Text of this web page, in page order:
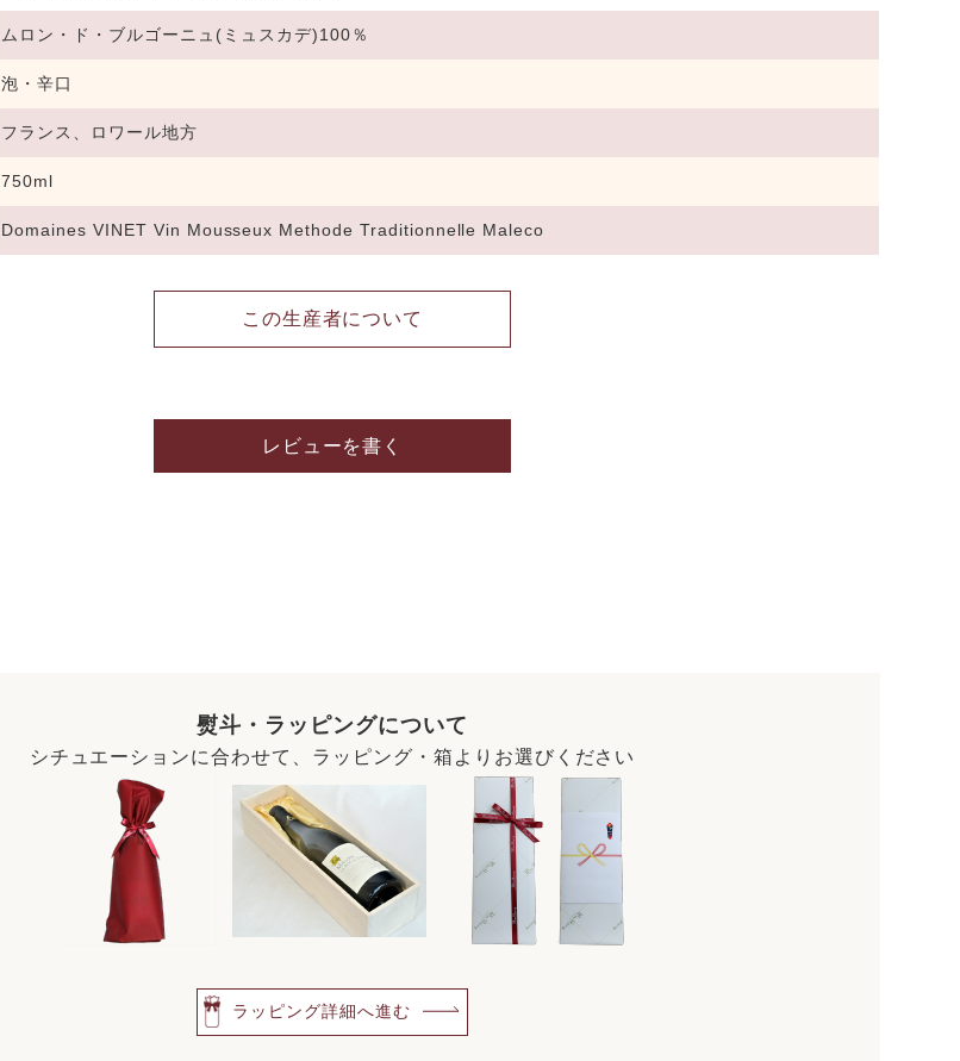
ムロン・ド・ブルゴーニュ(ミュスカデ)100％
泡・辛口
フランス、ロワール地方
750ml
Domaines VINET Vin Mousseux Methode Traditionnelle Maleco
この生産者について
レビューを書く
熨斗・ラッピングについて
シチュエーションに合わせて、ラッピング・箱よりお選びください
ラッピング詳細へ進む